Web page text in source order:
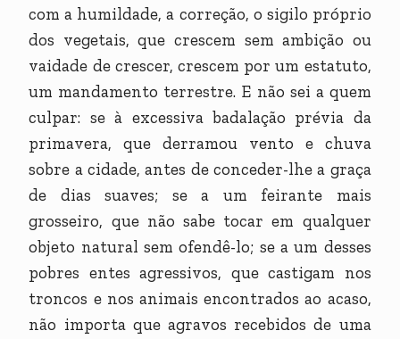
com a humildade, a correção, o sigilo próprio
dos vegetais, que crescem sem ambição ou
vaidade de crescer, crescem por um estatuto,
um mandamento terrestre. E não sei a quem
culpar: se à excessiva badalação prévia da
primavera, que derramou vento e chuva
sobre a cidade, antes de conceder-lhe a graça
de dias suaves; se a um feirante mais
grosseiro, que não sabe tocar em qualquer
objeto natural sem ofendê-lo; se a um desses
pobres entes agressivos, que castigam nos
troncos e nos animais encontrados ao acaso,
não importa que agravos recebidos de uma